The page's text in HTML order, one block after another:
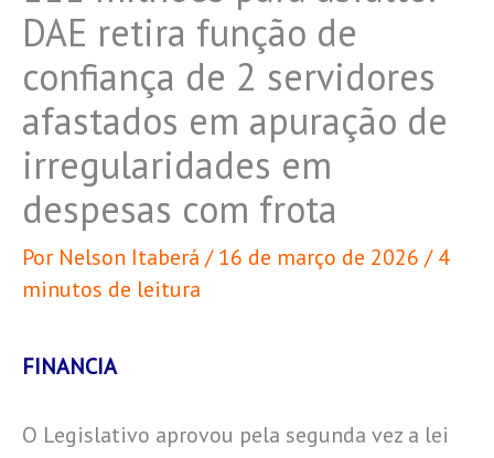
DAE retira função de
confiança de 2 servidores
afastados em apuração de
irregularidades em
despesas com frota
Por Nelson Itaberá /16 de março de 2026 /4
minutos de leitura
FINANCIA
O Legislativo aprovou pela segunda vez a lei